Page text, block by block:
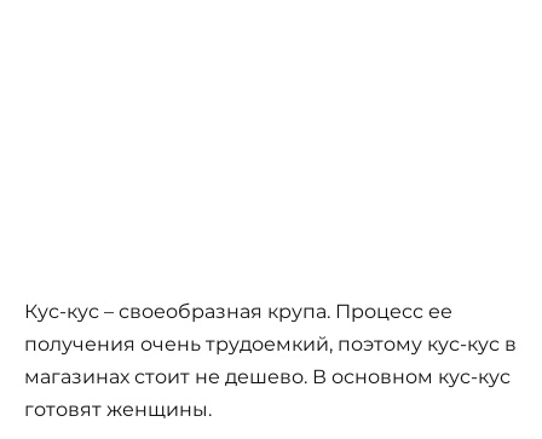
Кус-кус – своеобразная крупа. Процесс ее
получения очень трудоемкий, поэтому кус-кус в
магазинах стоит не дешево. В основном кус-кус
готовят женщины.